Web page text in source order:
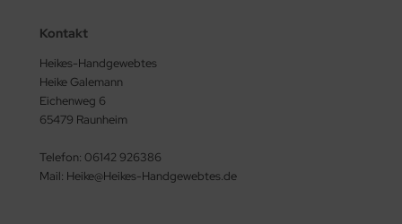
Kontakt
Heikes-Handgewebtes
Heike Galemann
Eichenweg 6
65479 Raunheim
Telefon: 06142 926386
Mail: Heike@Heikes-Handgewebtes.de